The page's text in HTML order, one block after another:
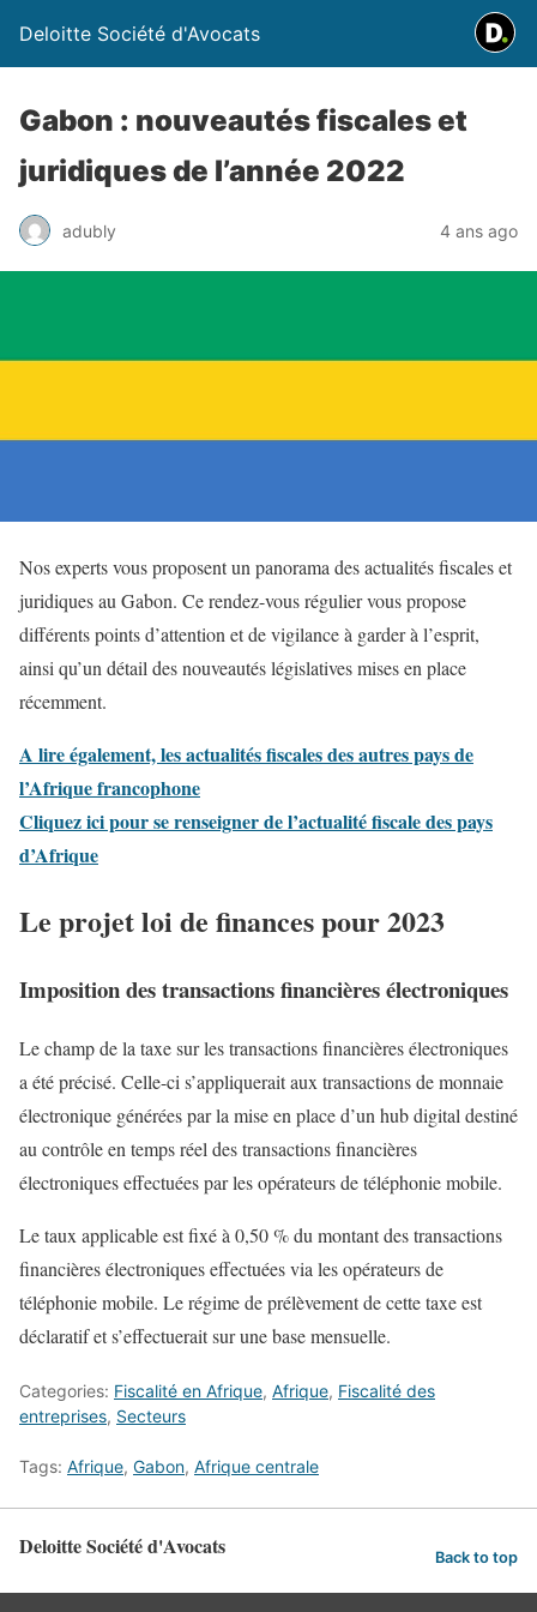
Deloitte Société d'Avocats
Gabon : nouveautés fiscales et
juridiques de l’année 2022
adubly 4 ans ago
Nos experts vous proposent un panorama des actualités fiscales et
juridiques au Gabon. Ce rendez-vous régulier vous propose
différents points d’attention et de vigilance à garder à l’esprit,
ainsi qu’un détail des nouveautés législatives mises en place
récemment.
A lire également, les actualités fiscales des autres pays de
l’Afrique francophone
Cliquez ici pour se renseigner de l’actualité fiscale des pays
d’Afrique
Le projet loi de finances pour 2023
Imposition des transactions financières électroniques
Le champ de la taxe sur les transactions financières électroniques
a été précisé. Celle-ci s’appliquerait aux transactions de monnaie
électronique générées par la mise en place d’un hub digital destiné
au contrôle en temps réel des transactions financières
électroniques effectuées par les opérateurs de téléphonie mobile.
Le taux applicable est fixé à 0,50 % du montant des transactions
financières électroniques effectuées via les opérateurs de
téléphonie mobile. Le régime de prélèvement de cette taxe est
déclaratif et s’effectuerait sur une base mensuelle.
Categories: Fiscalité en Afrique, Afrique, Fiscalité des
entreprises, Secteurs
Tags: Afrique, Gabon, Afrique centrale
Deloitte Société d'Avocats Back to top